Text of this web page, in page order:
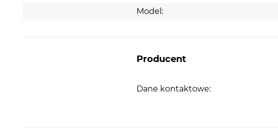
Model:
Producent
Dane kontaktowe: